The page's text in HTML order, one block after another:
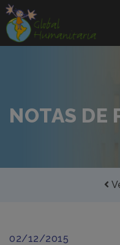
NOTAS DE
02/12/2015